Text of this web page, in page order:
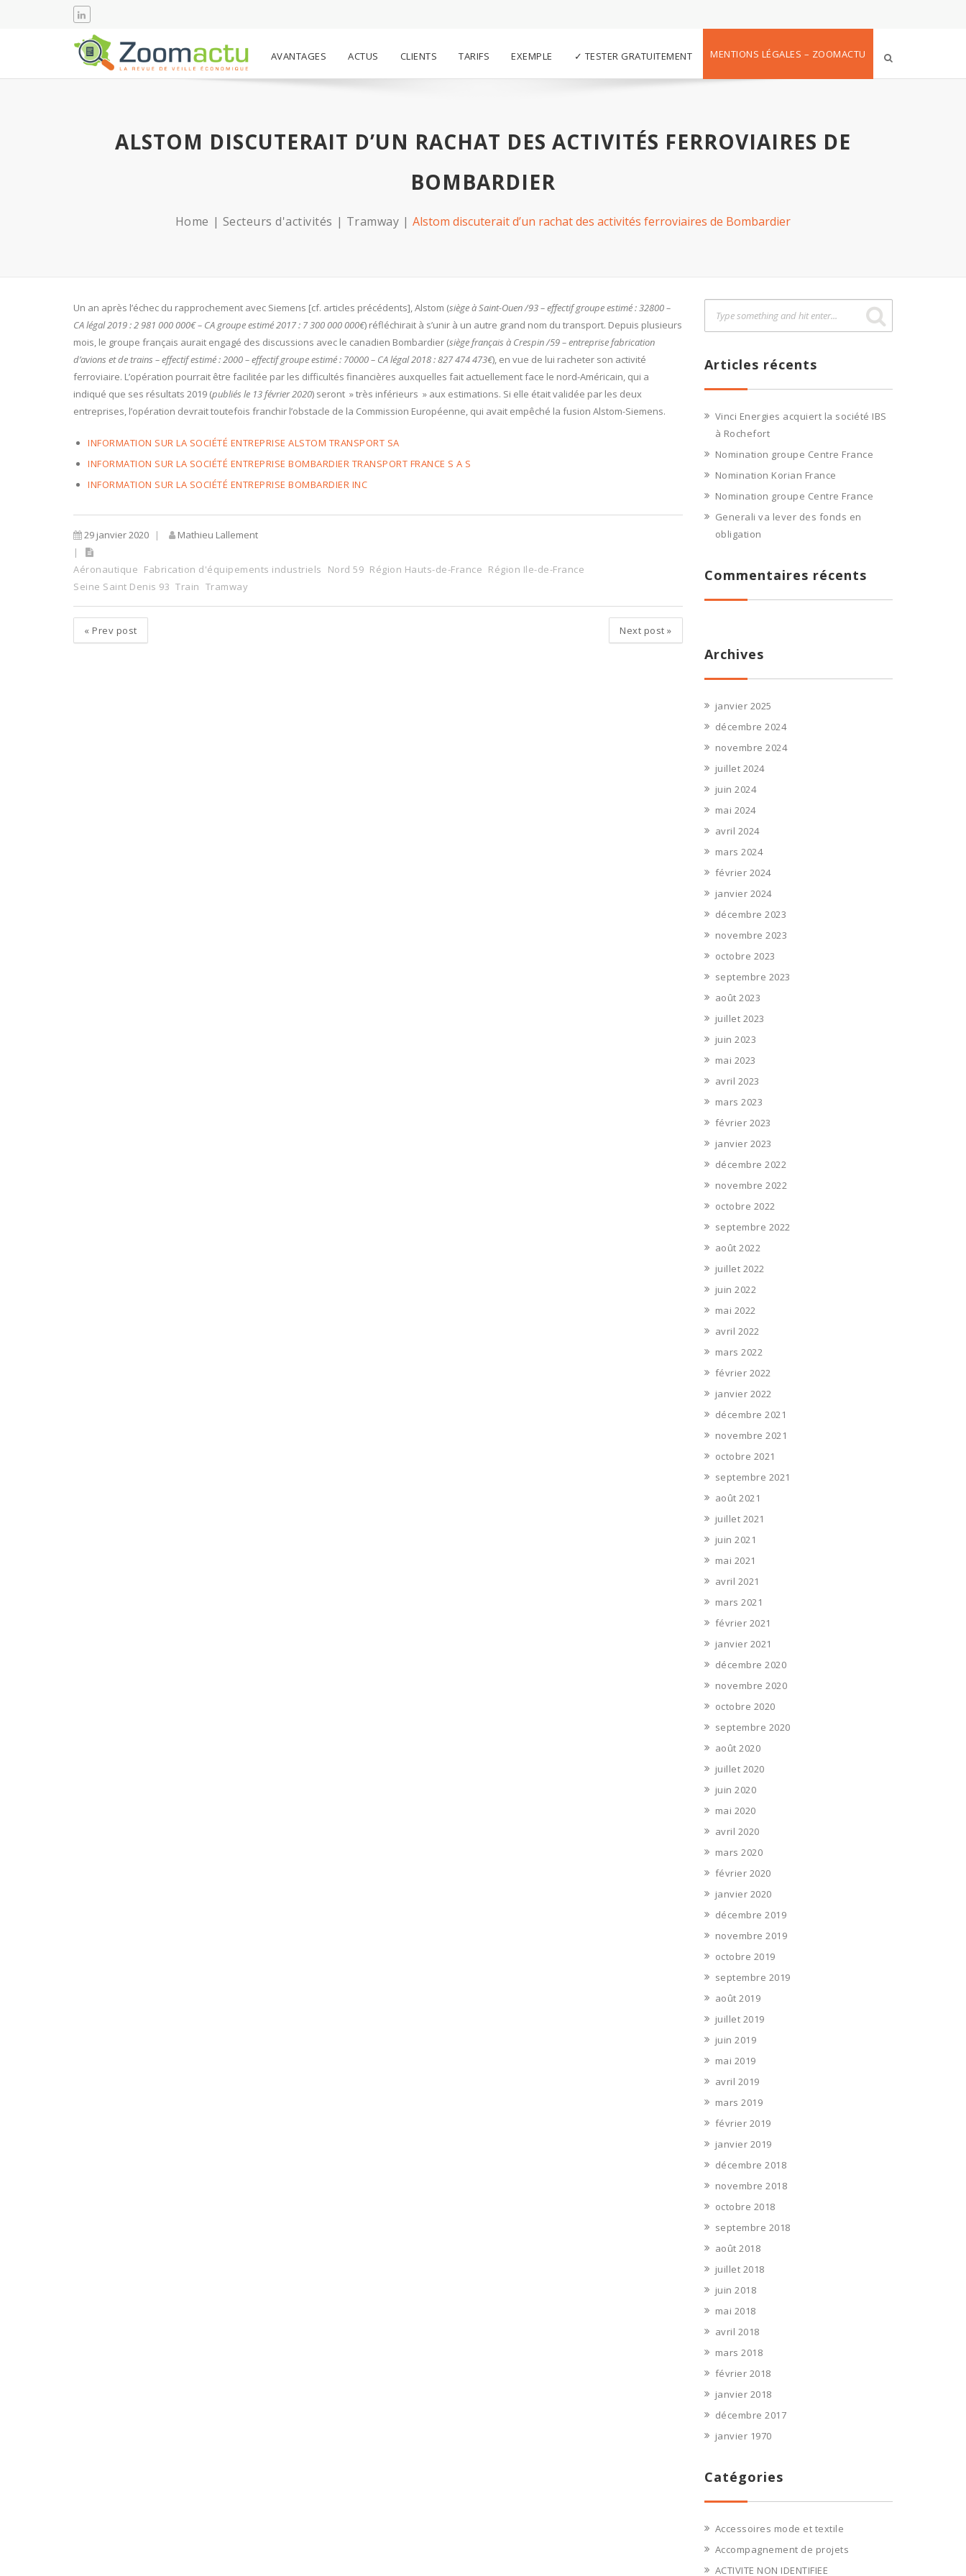
AVANTAGES ACTUS CLIENTS TARIFS EXEMPLE ✓ TESTER GRATUITEMENT MENTIONS LÉGALES – ZOOMACTU
ALSTOM DISCUTERAIT D’UN RACHAT DES ACTIVITÉS FERROVIAIRES DE
BOMBARDIER
Home Secteurs d'activités Tramway Alstom discuterait d’un rachat des activités ferroviaires de Bombardier
Un an après l’échec du rapprochement avec Siemens [cf. articles précédents], Alstom (siège à Saint-Ouen /93 – effectif groupe estimé : 32800 –
CA légal 2019 : 2 981 000 000€ – CA groupe estimé 2017 : 7 300 000 000€) réfléchirait à s’unir à un autre grand nom du transport. Depuis plusieurs
mois, le groupe français aurait engagé des discussions avec le canadien Bombardier (siège français à Crespin /59 – entreprise fabrication
d’avions et de trains – effectif estimé : 2000 – effectif groupe estimé : 70000 – CA légal 2018 : 827 474 473€), en vue de lui racheter son activité
ferroviaire. L’opération pourrait être facilitée par les difficultés financières auxquelles fait actuellement face le nord-Américain, qui a
indiqué que ses résultats 2019 (publiés le 13 février 2020) seront » très inférieurs » aux estimations. Si elle était validée par les deux
entreprises, l’opération devrait toutefois franchir l’obstacle de la Commission Européenne, qui avait empêché la fusion Alstom-Siemens.
INFORMATION SUR LA SOCIÉTÉ ENTREPRISE ALSTOM TRANSPORT SA
INFORMATION SUR LA SOCIÉTÉ ENTREPRISE BOMBARDIER TRANSPORT FRANCE S A S
INFORMATION SUR LA SOCIÉTÉ ENTREPRISE BOMBARDIER INC
29 janvier 2020 Mathieu Lallement
Aéronautique Fabrication d'équipements industriels Nord 59 Région Hauts-de-France Région Ile-de-France
Seine Saint Denis 93 Train Tramway
« Prev post Next post »
Articles récents
Vinci Energies acquiert la société IBS
à Rochefort
Nomination groupe Centre France
Nomination Korian France
Nomination groupe Centre France
Generali va lever des fonds en
obligation
Commentaires récents
Archives
janvier 2025
décembre 2024
novembre 2024
juillet 2024
juin 2024
mai 2024
avril 2024
mars 2024
février 2024
janvier 2024
décembre 2023
novembre 2023
octobre 2023
septembre 2023
août 2023
juillet 2023
juin 2023
mai 2023
avril 2023
mars 2023
février 2023
janvier 2023
décembre 2022
novembre 2022
octobre 2022
septembre 2022
août 2022
juillet 2022
juin 2022
mai 2022
avril 2022
mars 2022
février 2022
janvier 2022
décembre 2021
novembre 2021
octobre 2021
septembre 2021
août 2021
juillet 2021
juin 2021
mai 2021
avril 2021
mars 2021
février 2021
janvier 2021
décembre 2020
novembre 2020
octobre 2020
septembre 2020
août 2020
juillet 2020
juin 2020
mai 2020
avril 2020
mars 2020
février 2020
janvier 2020
décembre 2019
novembre 2019
octobre 2019
septembre 2019
août 2019
juillet 2019
juin 2019
mai 2019
avril 2019
mars 2019
février 2019
janvier 2019
décembre 2018
novembre 2018
octobre 2018
septembre 2018
août 2018
juillet 2018
juin 2018
mai 2018
avril 2018
mars 2018
février 2018
janvier 2018
décembre 2017
janvier 1970
Catégories
Accessoires mode et textile
Accompagnement de projets
ACTIVITE NON IDENTIFIEE